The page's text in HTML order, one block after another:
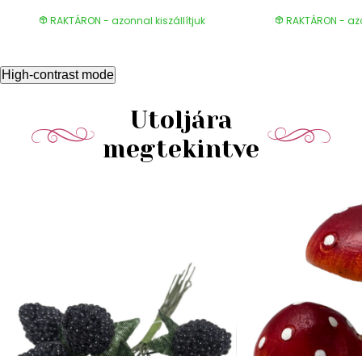
RAKTÁRON - azonnal kiszállítjuk RAKTÁRON -
High-contrast mode
Utoljára
megtekintve